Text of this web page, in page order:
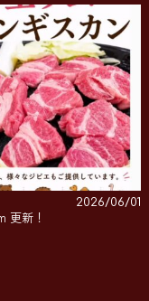
2026/06/01
更新！